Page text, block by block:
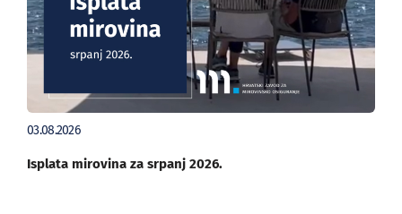
03.08.2026
Isplata mirovina za srpanj 2026.